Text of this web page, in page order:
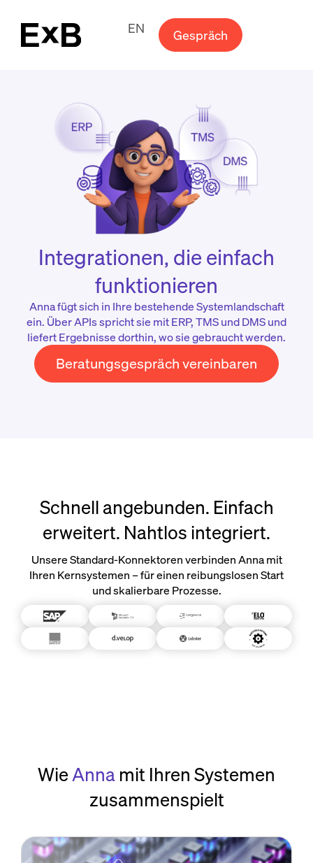
EN Gespräch
Integrationen, die einfach
funktionieren
Anna fügt sich in Ihre bestehende Systemlandschaft
ein. Über APIs spricht sie mit ERP, TMS und DMS und
liefert Ergebnisse dorthin, wo sie gebraucht werden.
Beratungsgespräch vereinbaren
Schnell angebunden. Einfach
erweitert. Nahtlos integriert.
Unsere Standard-Konnektoren verbinden Anna mit
Ihren Kernsystemen – für einen reibungslosen Start
und skalierbare Prozesse.
Wie Anna mit Ihren Systemen
zusammenspielt